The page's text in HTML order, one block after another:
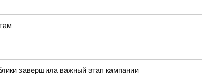
завершила важный этап кампании